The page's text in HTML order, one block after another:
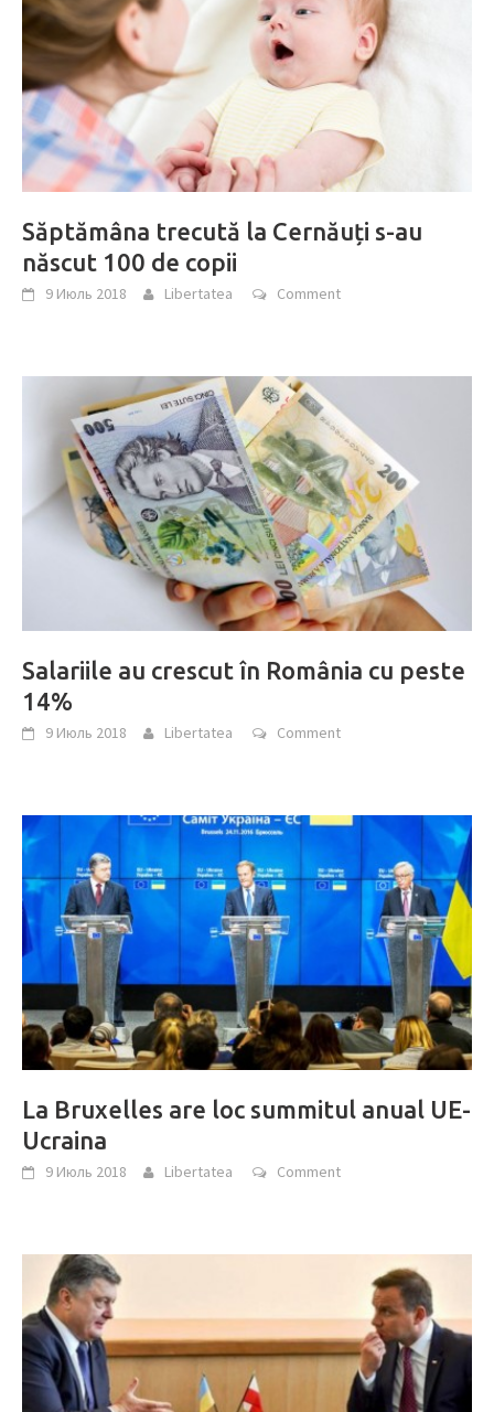
Săptămâna trecută la Cernăuți s-au
născut 100 de copii
9 Июль 2018 Libertatea Comment
Salariile au crescut în România cu peste
14%
9 Июль 2018 Libertatea Comment
La Bruxelles are loc summitul anual UE-
Ucraina
9 Июль 2018 Libertatea Comment